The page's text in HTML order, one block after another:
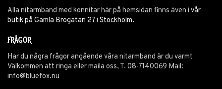
Alla nitarmband med konnitar här på hemsidan finns även i vår
butik på Gamla Brogatan 27 i Stockholm.
FRÅGOR
Har du några frågor angående våra nitarmband är du varmt
Välkommen att ringa eller maila oss, T. 08-7140069 Mail:
info@bluefox.nu